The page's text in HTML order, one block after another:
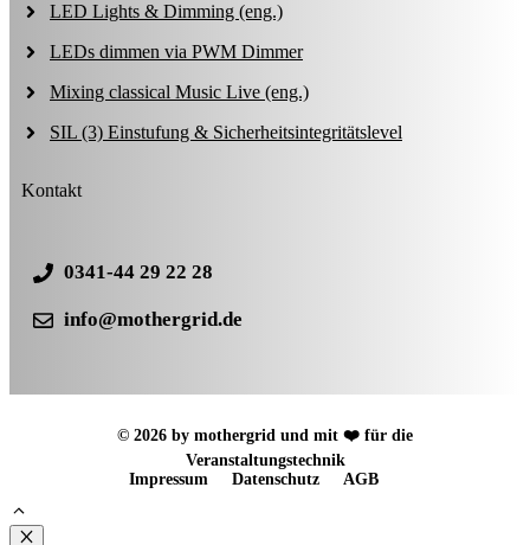
LED Lights & Dimming (eng.)
LEDs dimmen via PWM Dimmer
Mixing classical Music Live (eng.)
SIL (3) Einstufung & Sicherheitsintegritätslevel
Kontakt
0341-44 29 22 28
info@mothergrid.de
© 2026 by mothergrid und mit ❤️ für die
Veranstaltungstechnik
Impressum
Datenschutz AGB